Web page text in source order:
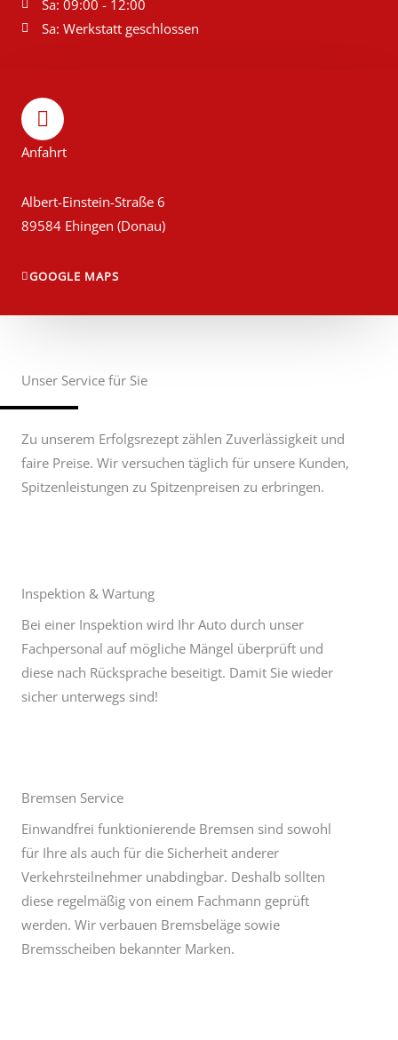
Sa: 09:00 - 12:00
Sa: Werkstatt geschlossen
Anfahrt
Albert-Einstein-Straße 6
89584 Ehingen (Donau)
GOOGLE MAPS
Unser Service für Sie
Zu unserem Erfolgsrezept zählen Zuverlässigkeit und
faire Preise. Wir versuchen täglich für unsere Kunden,
Spitzenleistungen zu Spitzenpreisen zu erbringen.
Inspektion & Wartung
Bei einer Inspektion wird Ihr Auto durch unser
Fachpersonal auf mögliche Mängel überprüft und
diese nach Rücksprache beseitigt. Damit Sie wieder
sicher unterwegs sind!
Bremsen Service
Einwandfrei funktionierende Bremsen sind sowohl
für Ihre als auch für die Sicherheit anderer
Verkehrsteilnehmer unabdingbar. Deshalb sollten
diese regelmäßig von einem Fachmann geprüft
werden. Wir verbauen Bremsbeläge sowie
Bremsscheiben bekannter Marken.